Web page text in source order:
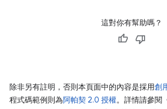
這對你有幫助嗎？
除非另有註明，否則本頁面中的內容是採用創
程式碼範例則為阿帕契 2.0 授權。詳情請參閱